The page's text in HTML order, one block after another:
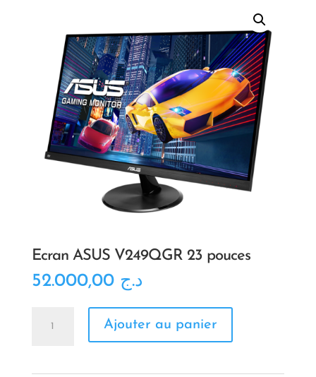
Ecran ASUS V249QGR 23 pouces
د.ج 52.000,00
Ajouter au panier